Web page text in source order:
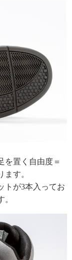
を置く自由度＝
す。
トが3本入ってお